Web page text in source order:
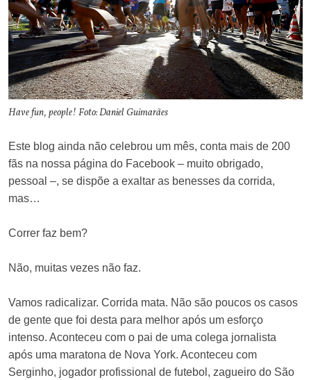
Have fun, people! Foto: Daniel Guimarães
Este blog ainda não celebrou um mês, conta mais de 200
fãs na nossa página do Facebook – muito obrigado,
pessoal –, se dispõe a exaltar as benesses da corrida,
mas…
Correr faz bem?
Não, muitas vezes não faz.
Vamos radicalizar. Corrida mata. Não são poucos os casos
de gente que foi desta para melhor após um esforço
intenso. Aconteceu com o pai de uma colega jornalista
após uma maratona de Nova York. Aconteceu com
Serginho, jogador profissional de futebol, zagueiro do São